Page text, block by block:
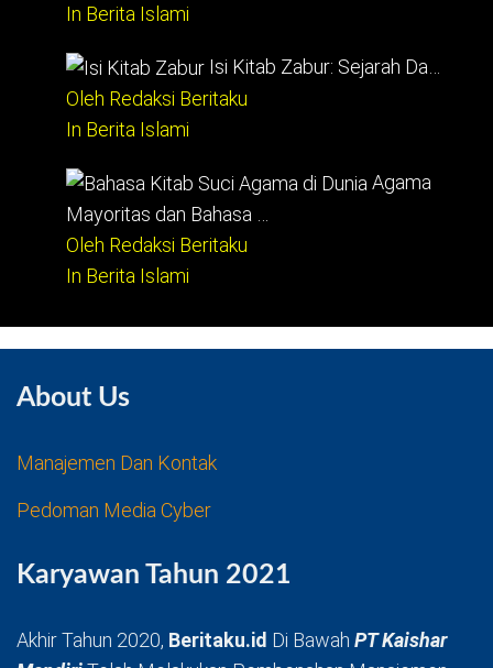
In Berita Islami
Isi Kitab Zabur: Sejarah Da…
Oleh Redaksi Beritaku
In Berita Islami
Agama
Mayoritas dan Bahasa …
Oleh Redaksi Beritaku
In Berita Islami
About Us
Manajemen Dan Kontak
Pedoman Media Cyber
Karyawan Tahun 2021
Akhir Tahun 2020, Beritaku.id Di Bawah PT Kaishar